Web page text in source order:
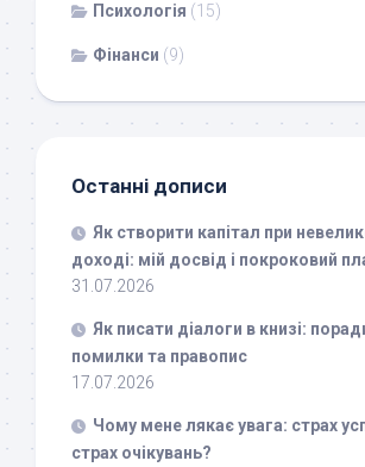
Психологія (15)
Фінанси (9)
Останні дописи
Як створити капітал при
доході: мій досвід і покроковий
31.07.2026
Як писати діалоги в книзі:
помилки та правопис
17.07.2026
Чому мене лякає увага: страх
страх очікувань?